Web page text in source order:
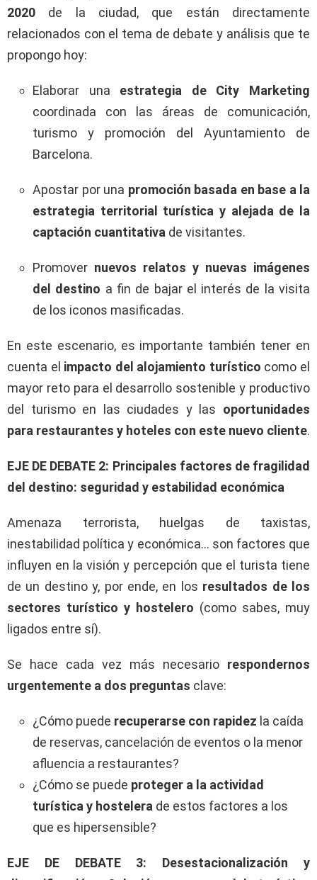
2020 de la ciudad, que están directamente
relacionados con el tema de debate y análisis que te
propongo hoy:
Elaborar una estrategia de City Marketing
coordinada con las áreas de comunicación,
turismo y promoción del Ayuntamiento de
Barcelona.
Apostar por una promoción basada en base a la
estrategia territorial turística y alejada de la
captación cuantitativa de visitantes.
Promover nuevos relatos y nuevas imágenes
del destino a fin de bajar el interés de la visita
de los iconos masificadas.
En este escenario, es importante también tener en
cuenta el impacto del alojamiento turístico como el
mayor reto para el desarrollo sostenible y productivo
del turismo en las ciudades y las oportunidades
para restaurantes y hoteles con este nuevo cliente.
EJE DE DEBATE 2: Principales factores de fragilidad
del destino: seguridad y estabilidad económica
Amenaza terrorista, huelgas de taxistas,
inestabilidad política y económica… son factores que
influyen en la visión y percepción que el turista tiene
de un destino y, por ende, en los resultados de los
sectores turístico y hostelero (como sabes, muy
ligados entre sí).
Se hace cada vez más necesario respondernos
urgentemente a dos preguntas clave:
¿Cómo puede recuperarse con rapidez la caída
de reservas, cancelación de eventos o la menor
afluencia a restaurantes?
¿Cómo se puede proteger a la actividad
turística y hostelera de estos factores a los
que es hipersensible?
EJE DE DEBATE 3: Desestacionalización y